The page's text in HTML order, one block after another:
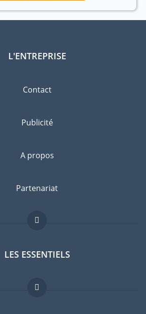
L'ENTREPRISE
Contact
Publicité
A propos
Partenariat
LES ESSENTIELS
Forum expatriés